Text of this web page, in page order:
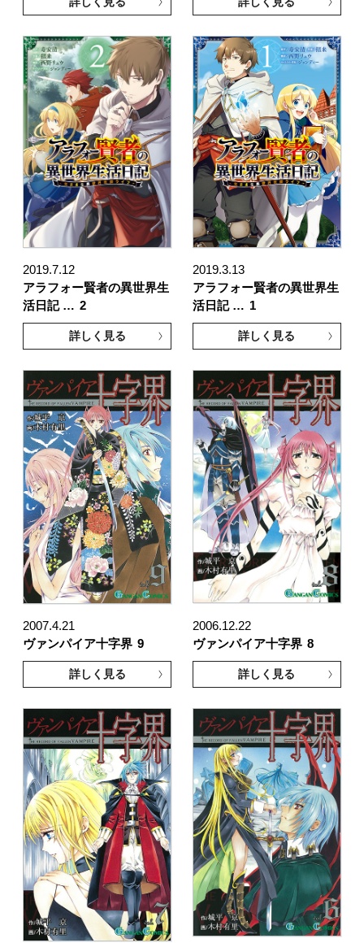
2019.7.12
アラフォー賢者の異世界生
活日記 … 2
詳しく見る
2019.3.13
アラフォー賢者の異世界生
活日記 … 1
詳しく見る
2007.4.21
ヴァンパイア十字界 9
詳しく見る
2006.12.22
ヴァンパイア十字界 8
詳しく見る